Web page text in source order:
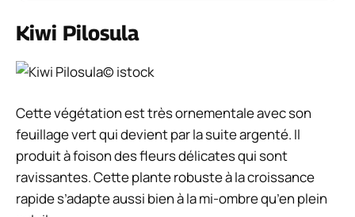
Kiwi Pilosula
© istock
Cette végétation est très ornementale avec son
feuillage vert qui devient par la suite argenté. Il
produit à foison des fleurs délicates qui sont
ravissantes. Cette plante robuste à la croissance
rapide s’adapte aussi bien à la mi-ombre qu’en plein